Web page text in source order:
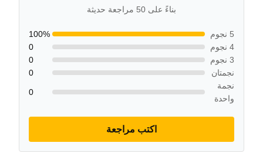
بناءً على 50 مراجعة حديثة
5 نجوم
100%
4 نجوم
0
3 نجوم
0
نجمتان
0
نجمة
واحدة
0
اكتب مراجعة